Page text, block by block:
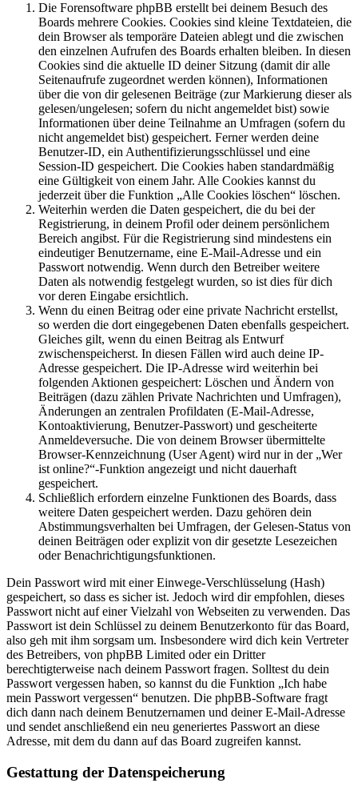
Die Forensoftware phpBB erstellt bei deinem Besuch des
Boards mehrere Cookies. Cookies sind kleine Textdateien, die
dein Browser als temporäre Dateien ablegt und die zwischen
den einzelnen Aufrufen des Boards erhalten bleiben. In diesen
Cookies sind die aktuelle ID deiner Sitzung (damit dir alle
Seitenaufrufe zugeordnet werden können), Informationen
über die von dir gelesenen Beiträge (zur Markierung dieser als
gelesen/ungelesen; sofern du nicht angemeldet bist) sowie
Informationen über deine Teilnahme an Umfragen (sofern du
nicht angemeldet bist) gespeichert. Ferner werden deine
Benutzer-ID, ein Authentifizierungsschlüssel und eine
Session-ID gespeichert. Die Cookies haben standardmäßig
eine Gültigkeit von einem Jahr. Alle Cookies kannst du
jederzeit über die Funktion „Alle Cookies löschen“ löschen.
Weiterhin werden die Daten gespeichert, die du bei der
Registrierung, in deinem Profil oder deinem persönlichem
Bereich angibst. Für die Registrierung sind mindestens ein
eindeutiger Benutzername, eine E-Mail-Adresse und ein
Passwort notwendig. Wenn durch den Betreiber weitere
Daten als notwendig festgelegt wurden, so ist dies für dich
vor deren Eingabe ersichtlich.
Wenn du einen Beitrag oder eine private Nachricht erstellst,
so werden die dort eingegebenen Daten ebenfalls gespeichert.
Gleiches gilt, wenn du einen Beitrag als Entwurf
zwischenspeicherst. In diesen Fällen wird auch deine IP-
Adresse gespeichert. Die IP-Adresse wird weiterhin bei
folgenden Aktionen gespeichert: Löschen und Ändern von
Beiträgen (dazu zählen Private Nachrichten und Umfragen),
Änderungen an zentralen Profildaten (E-Mail-Adresse,
Kontoaktivierung, Benutzer-Passwort) und gescheiterte
Anmeldeversuche. Die von deinem Browser übermittelte
Browser-Kennzeichnung (User Agent) wird nur in der „Wer
ist online?“-Funktion angezeigt und nicht dauerhaft
gespeichert.
Schließlich erfordern einzelne Funktionen des Boards, dass
weitere Daten gespeichert werden. Dazu gehören dein
Abstimmungsverhalten bei Umfragen, der Gelesen-Status von
deinen Beiträgen oder explizit von dir gesetzte Lesezeichen
oder Benachrichtigungsfunktionen.
Dein Passwort wird mit einer Einwege-Verschlüsselung (Hash)
gespeichert, so dass es sicher ist. Jedoch wird dir empfohlen, dieses
Passwort nicht auf einer Vielzahl von Webseiten zu verwenden. Das
Passwort ist dein Schlüssel zu deinem Benutzerkonto für das Board,
also geh mit ihm sorgsam um. Insbesondere wird dich kein Vertreter
des Betreibers, von phpBB Limited oder ein Dritter
berechtigterweise nach deinem Passwort fragen. Solltest du dein
Passwort vergessen haben, so kannst du die Funktion „Ich habe
mein Passwort vergessen“ benutzen. Die phpBB-Software fragt
dich dann nach deinem Benutzernamen und deiner E-Mail-Adresse
und sendet anschließend ein neu generiertes Passwort an diese
Adresse, mit dem du dann auf das Board zugreifen kannst.
Gestattung der Datenspeicherung